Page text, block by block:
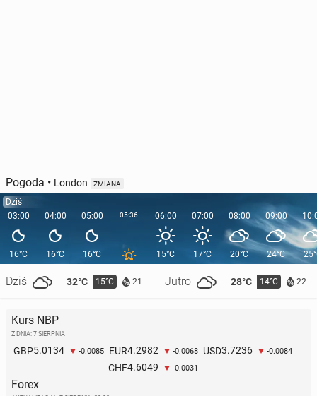
Pogoda • London ZMIANA
Dziś
03:00
16°C
Dziś 32°C 15°C 21 Jutro 28°C 14°C 22
04:00
16°C
05:00
16°C
05:36 06:00
15°C
07:00
17°C
08:00
20°C
09:00
24°C
Kurs NBP
Z DNIA: 7 SIERPNIA
GBP5.0134 -0.0085 EUR4.2982 -0.0068 USD3.7236 -0.0084
CHF4.6049 -0.0031
Forex